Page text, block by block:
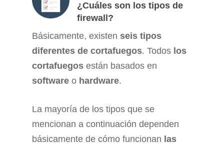
¿Cuáles son los tipos de
firewall?
Básicamente, existen seis tipos
diferentes de cortafuegos. Todos los
cortafuegos están basados ​​en
software o hardware.
La mayoría de los tipos que se
mencionan a continuación dependen
básicamente de cómo funcionan las